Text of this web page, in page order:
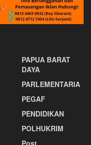
PAPUA BARAT
DAYA
PARLEMENTARIA
PEGAF
PENDIDIKAN
POLHUKRIM
Post